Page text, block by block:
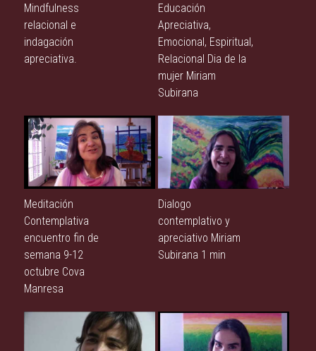
Mindfulness
relacional e
indagación
apreciativa.
Educación
Apreciativa,
Emocional, Espiritual,
Relacional Dia de la
mujer Miriam
Subirana
Meditación
Contemplativa
encuentro fin de
semana 9-12
octubre Cova
Manresa
Dialogo
contemplativo y
apreciativo Miriam
Subirana 1 min